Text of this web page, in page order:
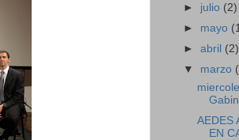
► julio (2)
► mayo
►abril (2)
▼ marzo
AEDES
EN